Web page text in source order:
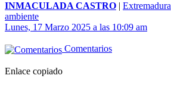
INMACULADA CASTRO | Extremadura
ambiente
Lunes, 17 Marzo 2025 a las 10:09 am
Comentarios
Enlace copiado